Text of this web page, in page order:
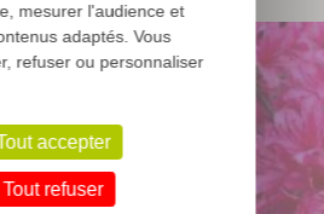
mesurer l'audience et
adaptés. Vous
refuser ou personnaliser
accepter
Tout refuser